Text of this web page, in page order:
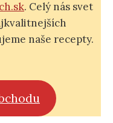
. Celý nás svet
naše recepty.